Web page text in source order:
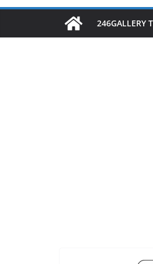
キ
プ
246GALLERY